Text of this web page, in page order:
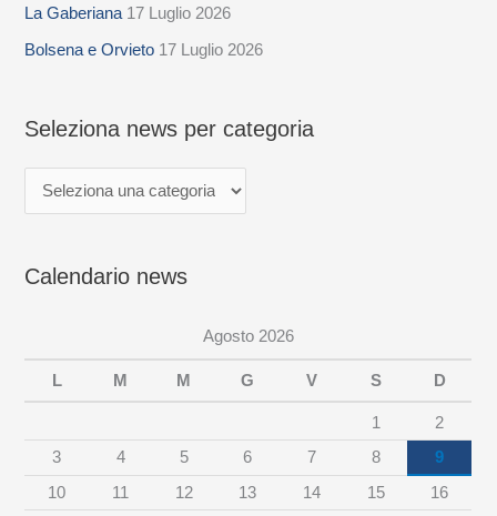
La Gaberiana 17 Luglio 2026
Bolsena e Orvieto 17 Luglio 2026
Seleziona news per categoria
e
z
n
w
r
c
Calendario news
Agosto 2026
L M M G V S D
1
2
3
4 5 6 7 8
9
10
11 12 13 14 15
16